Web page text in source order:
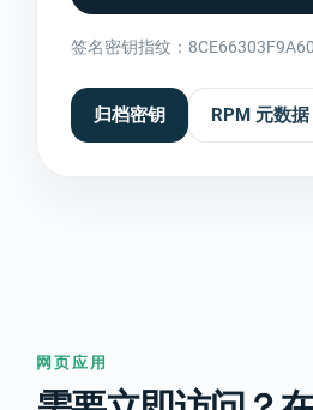
签名密钥指纹：
归档密钥 RPM 元数据
网页应用